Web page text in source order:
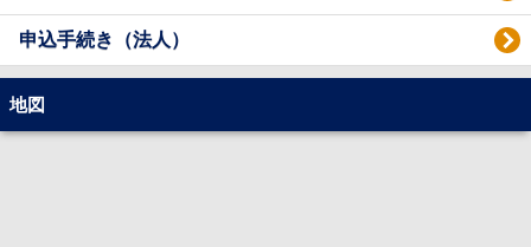
申込手続き（法人）
地図